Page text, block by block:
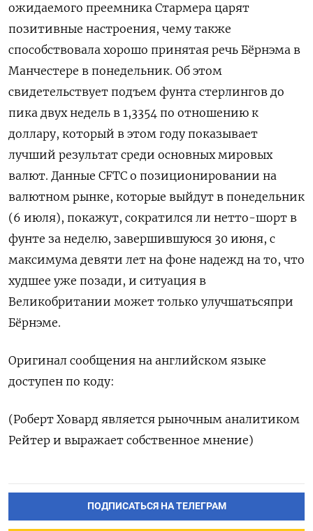
ожидаемого преемника Стармера ‌царят
позитивные настроения, чему также
способствовала хорошо ​принятая речь Бёрнэма в
Манчестере в понедельник. Об ‌этом
свидетельствует подъем фунта стерлингов до
пика двух недель в 1,3354 по ​отношению к ​
доллару, ‌который в этом году показывает
лучший результат среди ​основных мировых
валют. Данные CFTC о позиционировании на
валютном рынке, которые выйдут в понедельник
(6 июля), покажут, сократился ли нетто-шорт в
фунте за неделю, завершившуюся 30 июня, с
максимума девяти ​лет на фоне ⁠надежд на то, что
худшее уже позади, и ‌ситуация в
Великобритании может только улучшатьсяпри
Бёрнэме.
Оригинал ‌сообщения на английском языке
доступен по ​коду:
(Роберт Ховард является рыночным аналитиком
‌Рейтер и выражает собственное мнение)
ПОДПИСАТЬСЯ НА ТЕЛЕГРАМ